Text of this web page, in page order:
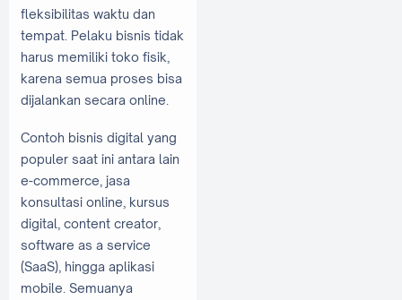
fleksibilitas waktu dan
tempat. Pelaku bisnis tidak
harus memiliki toko fisik,
karena semua proses bisa
dijalankan secara online.
Contoh bisnis digital yang
populer saat ini antara lain
e-commerce, jasa
konsultasi online, kursus
digital, content creator,
software as a service
(SaaS), hingga aplikasi
mobile. Semuanya